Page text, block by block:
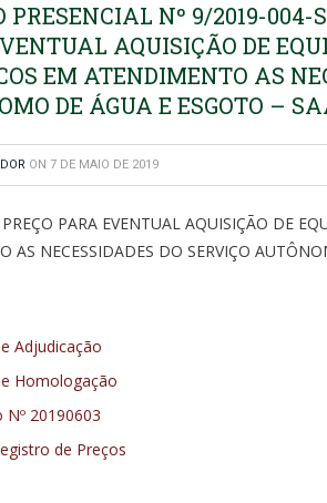
PRESENCIAL Nº 9/2019-004-
AQUISIÇÃO DE
EM ATENDIMENTO AS
DE ÁGUA E ESGOTO –
ON 7 DE MAIO DE 2019
PARA EVENTUAL AQUISIÇÃO DE
AS NECESSIDADES DO SERVIÇO
Adjudicação
Homologação
20190603
de Preços